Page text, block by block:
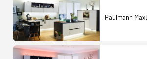
Paulmann